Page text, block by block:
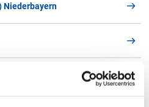
Niederbayern